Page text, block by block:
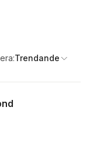
Trendande
röster: